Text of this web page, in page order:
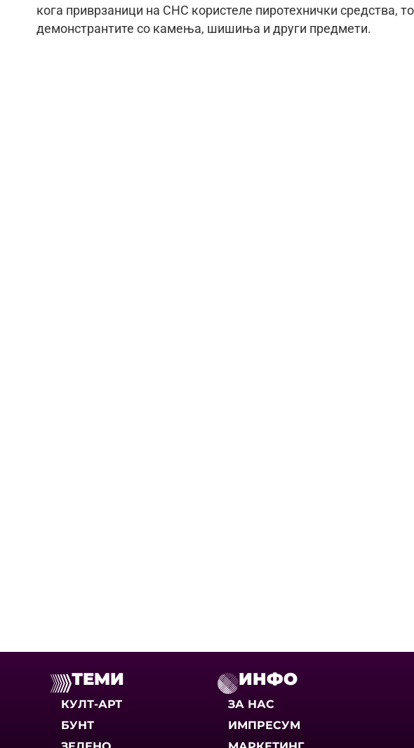
кога приврзаници на СНС користеле пиротехнички средства,
демонстрантите со камења, шишиња и други предмети.
ТЕМИ
КУЛТ-АРТ
БУНТ
ИНФО
ЗА НАС
ИМПРЕСУМ